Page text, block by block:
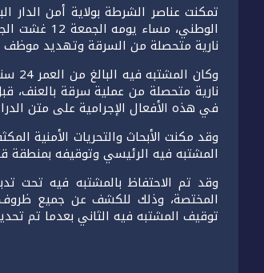
تمكنت عناصر الشرطة بولاية أمن الدار
الوطني،
نارية متحصلة من السرقة وتهديد موظف
نارية متحصلة من عملية سرقة
في هذه الأفعال الإجرامية على متن
وقد مكنت الأبحاث والتحريات الأمنية
المشتبه فيه الرئيسي وتوقيفه بمنطقة
وقد تم الاحتفاظ بالمشتبه فيه تحت
المختصة، وذلك للكشف عن جميع ظروف
توقيف المشتبه فيه الثاني بعدما تم